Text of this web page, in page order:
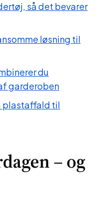
så det bevarer
løsning til
du
garderoben
plastaffald til
– og